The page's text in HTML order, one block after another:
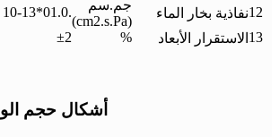
12نفاذية بخار الماء
جم.سم
(cm2.s.Pa)
.01.0*10-13
13 الاستقرار الأبعاد %
±2
أشكال حجم